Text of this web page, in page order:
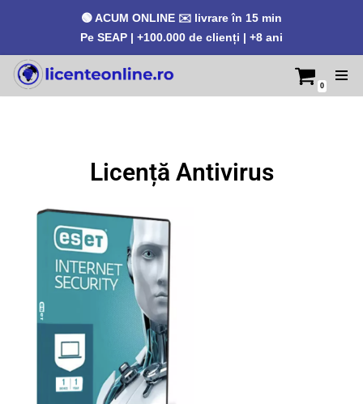
🟢 ACUM ONLINE ✉️ livrare în 15 min
Pe SEAP | +100.000 de clienți | +8 ani
Sari
0
Licență Antivirus